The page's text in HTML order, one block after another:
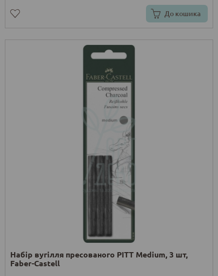
До кошика
Набір вугілля пресованого PITT Medium, 3 шт,
Faber-Castell